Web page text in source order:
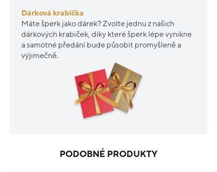
Dárková krabička
Máte šperk jako dárek? Zvolte jednu z našich
dárkových krabiček, díky které šperk lépe vynikne
a samotné předání bude působit promyšleně a
výjimečně.
PODOBNÉ PRODUKTY